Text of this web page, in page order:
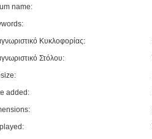
name:
Κυκλοφορίας:
Στόλου:
added: